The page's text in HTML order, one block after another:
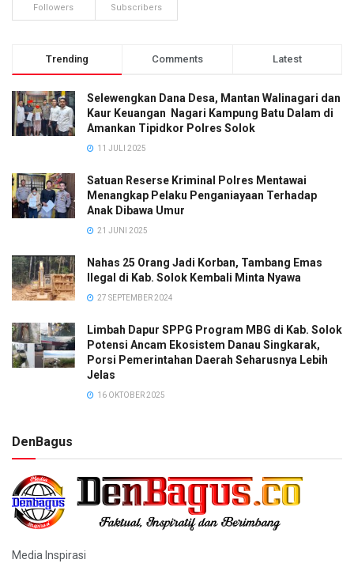
Followers Subscribers
Trending Comments Latest
Selewengkan Dana Desa, Mantan Walinagari dan
Kaur Keuangan Nagari Kampung Batu Dalam di
Amankan Tipidkor Polres Solok
11 JULI 2025
Satuan Reserse Kriminal Polres Mentawai
Menangkap Pelaku Penganiayaan Terhadap
Anak Dibawa Umur
21 JUNI 2025
Nahas 25 Orang Jadi Korban, Tambang Emas
Ilegal di Kab. Solok Kembali Minta Nyawa
27 SEPTEMBER 2024
Limbah Dapur SPPG Program MBG di Kab. Solok
Potensi Ancam Ekosistem Danau Singkarak,
Porsi Pemerintahan Daerah Seharusnya Lebih
Jelas
16 OKTOBER 2025
DenBagus
Media Inspirasi